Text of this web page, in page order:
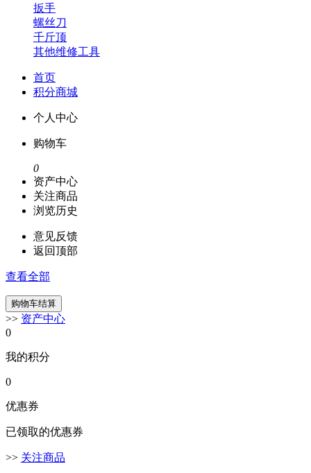
扳手
螺丝刀
千斤顶
其他维修工具
首页
积分商城
个人中心
购物车
0
资产中心
关注商品
浏览历史
意见反馈
返回顶部
查看全部
>> 资产中心
0
我的积分
0
优惠券
已领取的优惠券
>> 关注商品